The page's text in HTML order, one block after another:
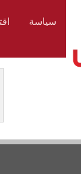
سياسة